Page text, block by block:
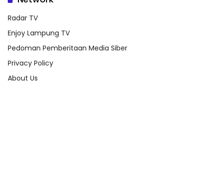
Radar TV
Enjoy Lampung TV
Pedoman Pemberitaan Media Siber
Privacy Policy
About Us